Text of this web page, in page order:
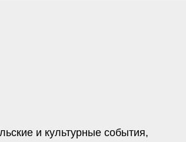
и культурные события,